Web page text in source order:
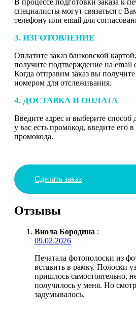
специалисты могут связаться с
телефону или email для
3. ИЗГОТОВЛЕНИЕ
Оплатите заказ банковской
получите подтверждение на email
Когда отправим заказ вы
номером для отслеживания.
4. ДОСТАВКА И ОПЛАТА
Введите адрес и выберите способ
у вас есть промокод, введите его
промокода.
Сделать заказ
Отзывы
Виола Бородина :
09.02.2026
Печатала фотополоски из
вставить в рамку. Полоски
пришлось самостоятельно,
получилось у меня. Но
задумывалось.